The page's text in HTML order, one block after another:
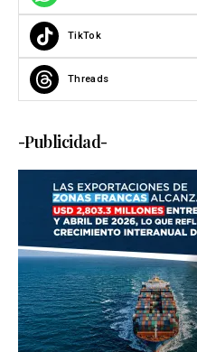
TikTok
Threads
-Publicidad-